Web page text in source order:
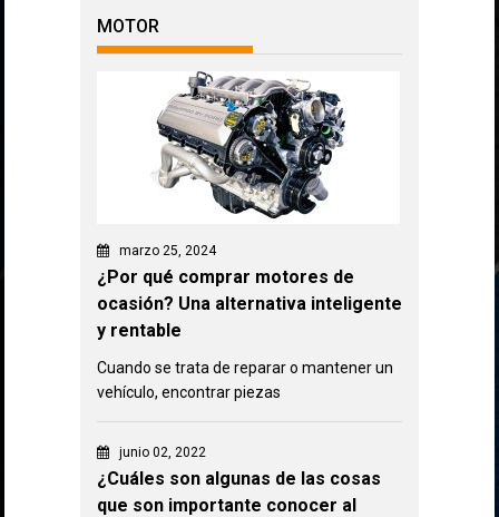
MOTOR
marzo 25, 2024
¿Por qué comprar motores de
ocasión? Una alternativa inteligente
y rentable
Cuando se trata de reparar o mantener un
vehículo, encontrar piezas
junio 02, 2022
¿Cuáles son algunas de las cosas
que son importante conocer al